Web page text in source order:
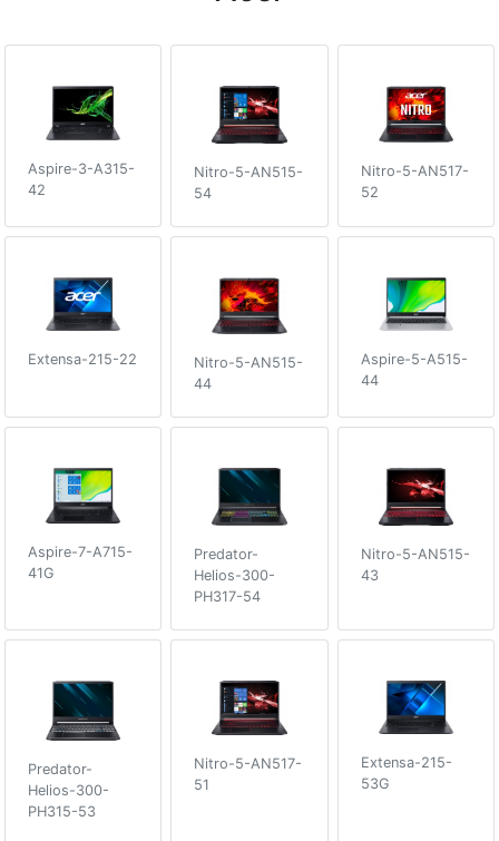
Aspire-3-A315-
42
Nitro-5-AN515-
54
Nitro-5-AN517-
52
Extensa-215-22
Nitro-5-AN515-
44
Aspire-5-A515-
44
Aspire-7-A715-
41G
Predator-
Helios-300-
PH317-54
Nitro-5-AN515-
43
Predator-
Helios-300-
PH315-53
Nitro-5-AN517-
51
Extensa-215-
53G